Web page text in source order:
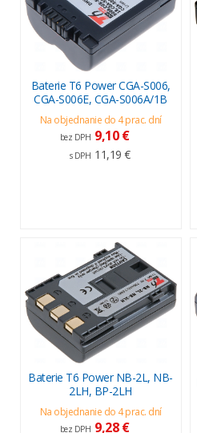
Baterie T6 Power CGA-S006,
CGA-S006E, CGA-S006A/1B
Na objednanie do 4 prac. dní
bez DPH 9,10 €
s DPH 11,19 €
Baterie T6 Power NB-2L, NB-
2LH, BP-2LH
Na objednanie do 4 prac. dní
bez DPH 9,28 €